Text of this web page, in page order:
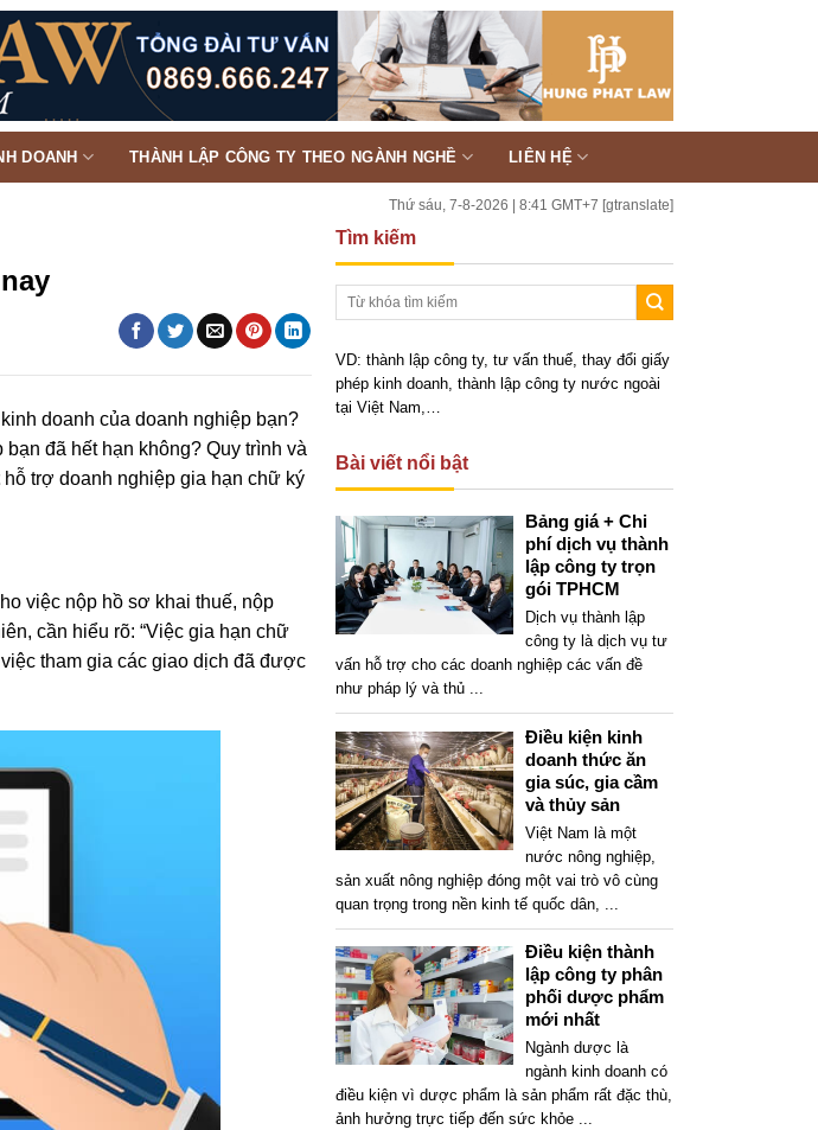
DOANH THÀNH LẬP CÔNG TY THEO NGÀNH NGHỀ LIÊN HỆ
Thứ sáu, 7-8-2026 | 8:41 GMT+7 [gtranslate]
doanh của doanh nghiệp bạn?
đã hết hạn không? Quy trình và
hỗ trợ doanh nghiệp gia hạn chữ ký
việc nộp hồ sơ khai thuế, nộp
cần hiểu rõ: “Việc gia hạn chữ
tham gia các giao dịch đã được
Tìm kiếm
VD: thành lập công ty, tư vấn thuế, thay đổi giấy
phép kinh doanh, thành lập công ty nước ngoài
tại Việt Nam,…
Bài viết nổi bật
Bảng giá + Chi
phí dịch vụ thành
lập công ty trọn
gói TPHCM
Dịch vụ thành lập
công ty là dịch vụ tư
vấn hỗ trợ cho các doanh nghiệp các vấn đề
như pháp lý và thủ ...
Điều kiện kinh
doanh thức ăn
gia súc, gia cầm
và thủy sản
Việt Nam là một
nước nông nghiệp,
sản xuất nông nghiệp đóng một vai trò vô cùng
quan trọng trong nền kinh tế quốc dân,
Điều kiện thành
lập công ty phân
phối dược phẩm
mới nhất
Ngành dược là
ngành kinh doanh có
điều kiện vì dược phẩm là sản phẩm rất đặc thù,
ảnh hưởng trực tiếp đến sức khỏe ...